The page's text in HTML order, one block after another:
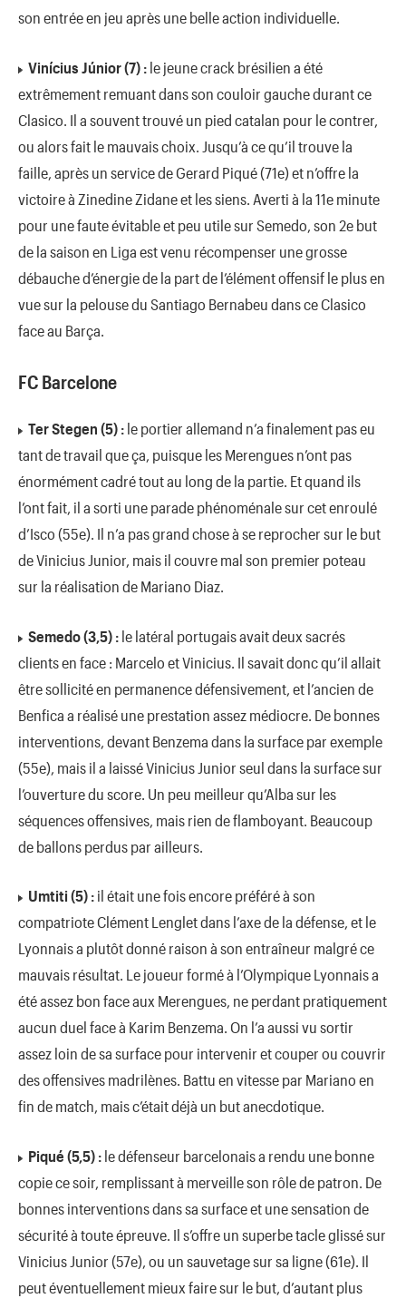
son entrée en jeu après une belle action individuelle.
Vinícius Júnior (7) : le jeune crack brésilien a été
extrêmement remuant dans son couloir gauche durant ce
Clasico. Il a souvent trouvé un pied catalan pour le contrer,
ou alors fait le mauvais choix. Jusqu’à ce qu’il trouve la
faille, après un service de Gerard Piqué (71e) et n’offre la
victoire à Zinedine Zidane et les siens. Averti à la 11e minute
pour une faute évitable et peu utile sur Semedo, son 2e but
de la saison en Liga est venu récompenser une grosse
débauche d’énergie de la part de l’élément offensif le plus en
vue sur la pelouse du Santiago Bernabeu dans ce Clasico
face au Barça.
FC Barcelone
Ter Stegen (5) : le portier allemand n’a finalement pas eu
tant de travail que ça, puisque les Merengues n’ont pas
énormément cadré tout au long de la partie. Et quand ils
l’ont fait, il a sorti une parade phénoménale sur cet enroulé
d’Isco (55e). Il n’a pas grand chose à se reprocher sur le but
de Vinicius Junior, mais il couvre mal son premier poteau
sur la réalisation de Mariano Diaz.
Semedo (3,5) : le latéral portugais avait deux sacrés
clients en face : Marcelo et Vinicius. Il savait donc qu’il allait
être sollicité en permanence défensivement, et l’ancien de
Benfica a réalisé une prestation assez médiocre. De bonnes
interventions, devant Benzema dans la surface par exemple
(55e), mais il a laissé Vinicius Junior seul dans la surface sur
l’ouverture du score. Un peu meilleur qu’Alba sur les
séquences offensives, mais rien de flamboyant. Beaucoup
de ballons perdus par ailleurs.
Umtiti (5) : il était une fois encore préféré à son
compatriote Clément Lenglet dans l’axe de la défense, et le
Lyonnais a plutôt donné raison à son entraîneur malgré ce
mauvais résultat. Le joueur formé à l’Olympique Lyonnais a
été assez bon face aux Merengues, ne perdant pratiquement
aucun duel face à Karim Benzema. On l’a aussi vu sortir
assez loin de sa surface pour intervenir et couper ou couvrir
des offensives madrilènes. Battu en vitesse par Mariano en
fin de match, mais c’était déjà un but anecdotique.
Piqué (5,5) : le défenseur barcelonais a rendu une bonne
copie ce soir, remplissant à merveille son rôle de patron. De
bonnes interventions dans sa surface et une sensation de
sécurité à toute épreuve. Il s’offre un superbe tacle glissé sur
Vinicius Junior (57e), ou un sauvetage sur sa ligne (61e). Il
peut éventuellement mieux faire sur le but, d’autant plus